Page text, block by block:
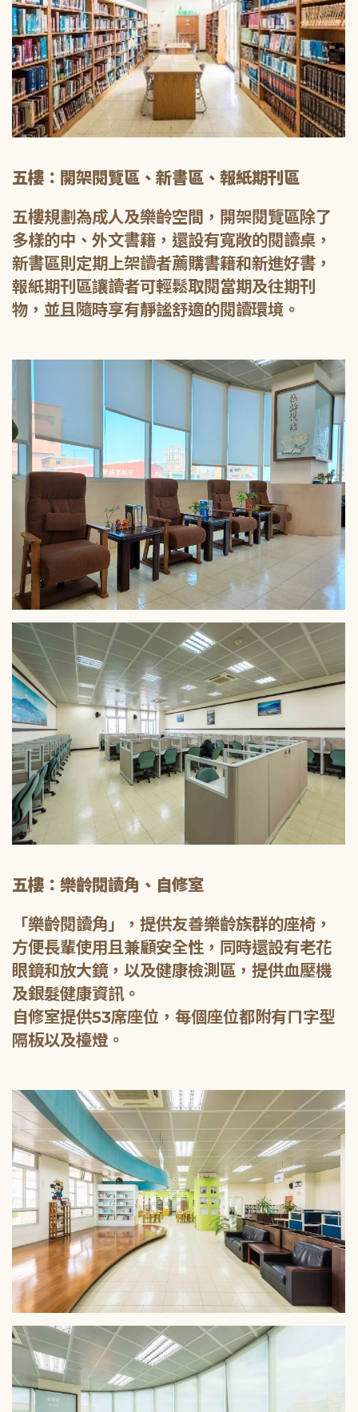
五樓：開架閱覽區、新書區、報紙期刊區
五樓規劃為成人及樂齡空間，開架閱覽區除了
多樣的中、外文書籍，還設有寬敞的閱讀桌，
新書區則定期上架讀者薦購書籍和新進好書，
報紙期刊區讓讀者可輕鬆取閱當期及往期刊
物，並且隨時享有靜謐舒適的閱讀環境。
五樓：樂齡閱讀角、自修室
「樂齡閱讀角」，提供友善樂齡族群的座椅，
方便長輩使用且兼顧安全性，同時還設有老花
眼鏡和放大鏡，以及健康檢測區，提供血壓機
及銀髮健康資訊。
自修室提供53席座位，每個座位都附有ㄇ字型